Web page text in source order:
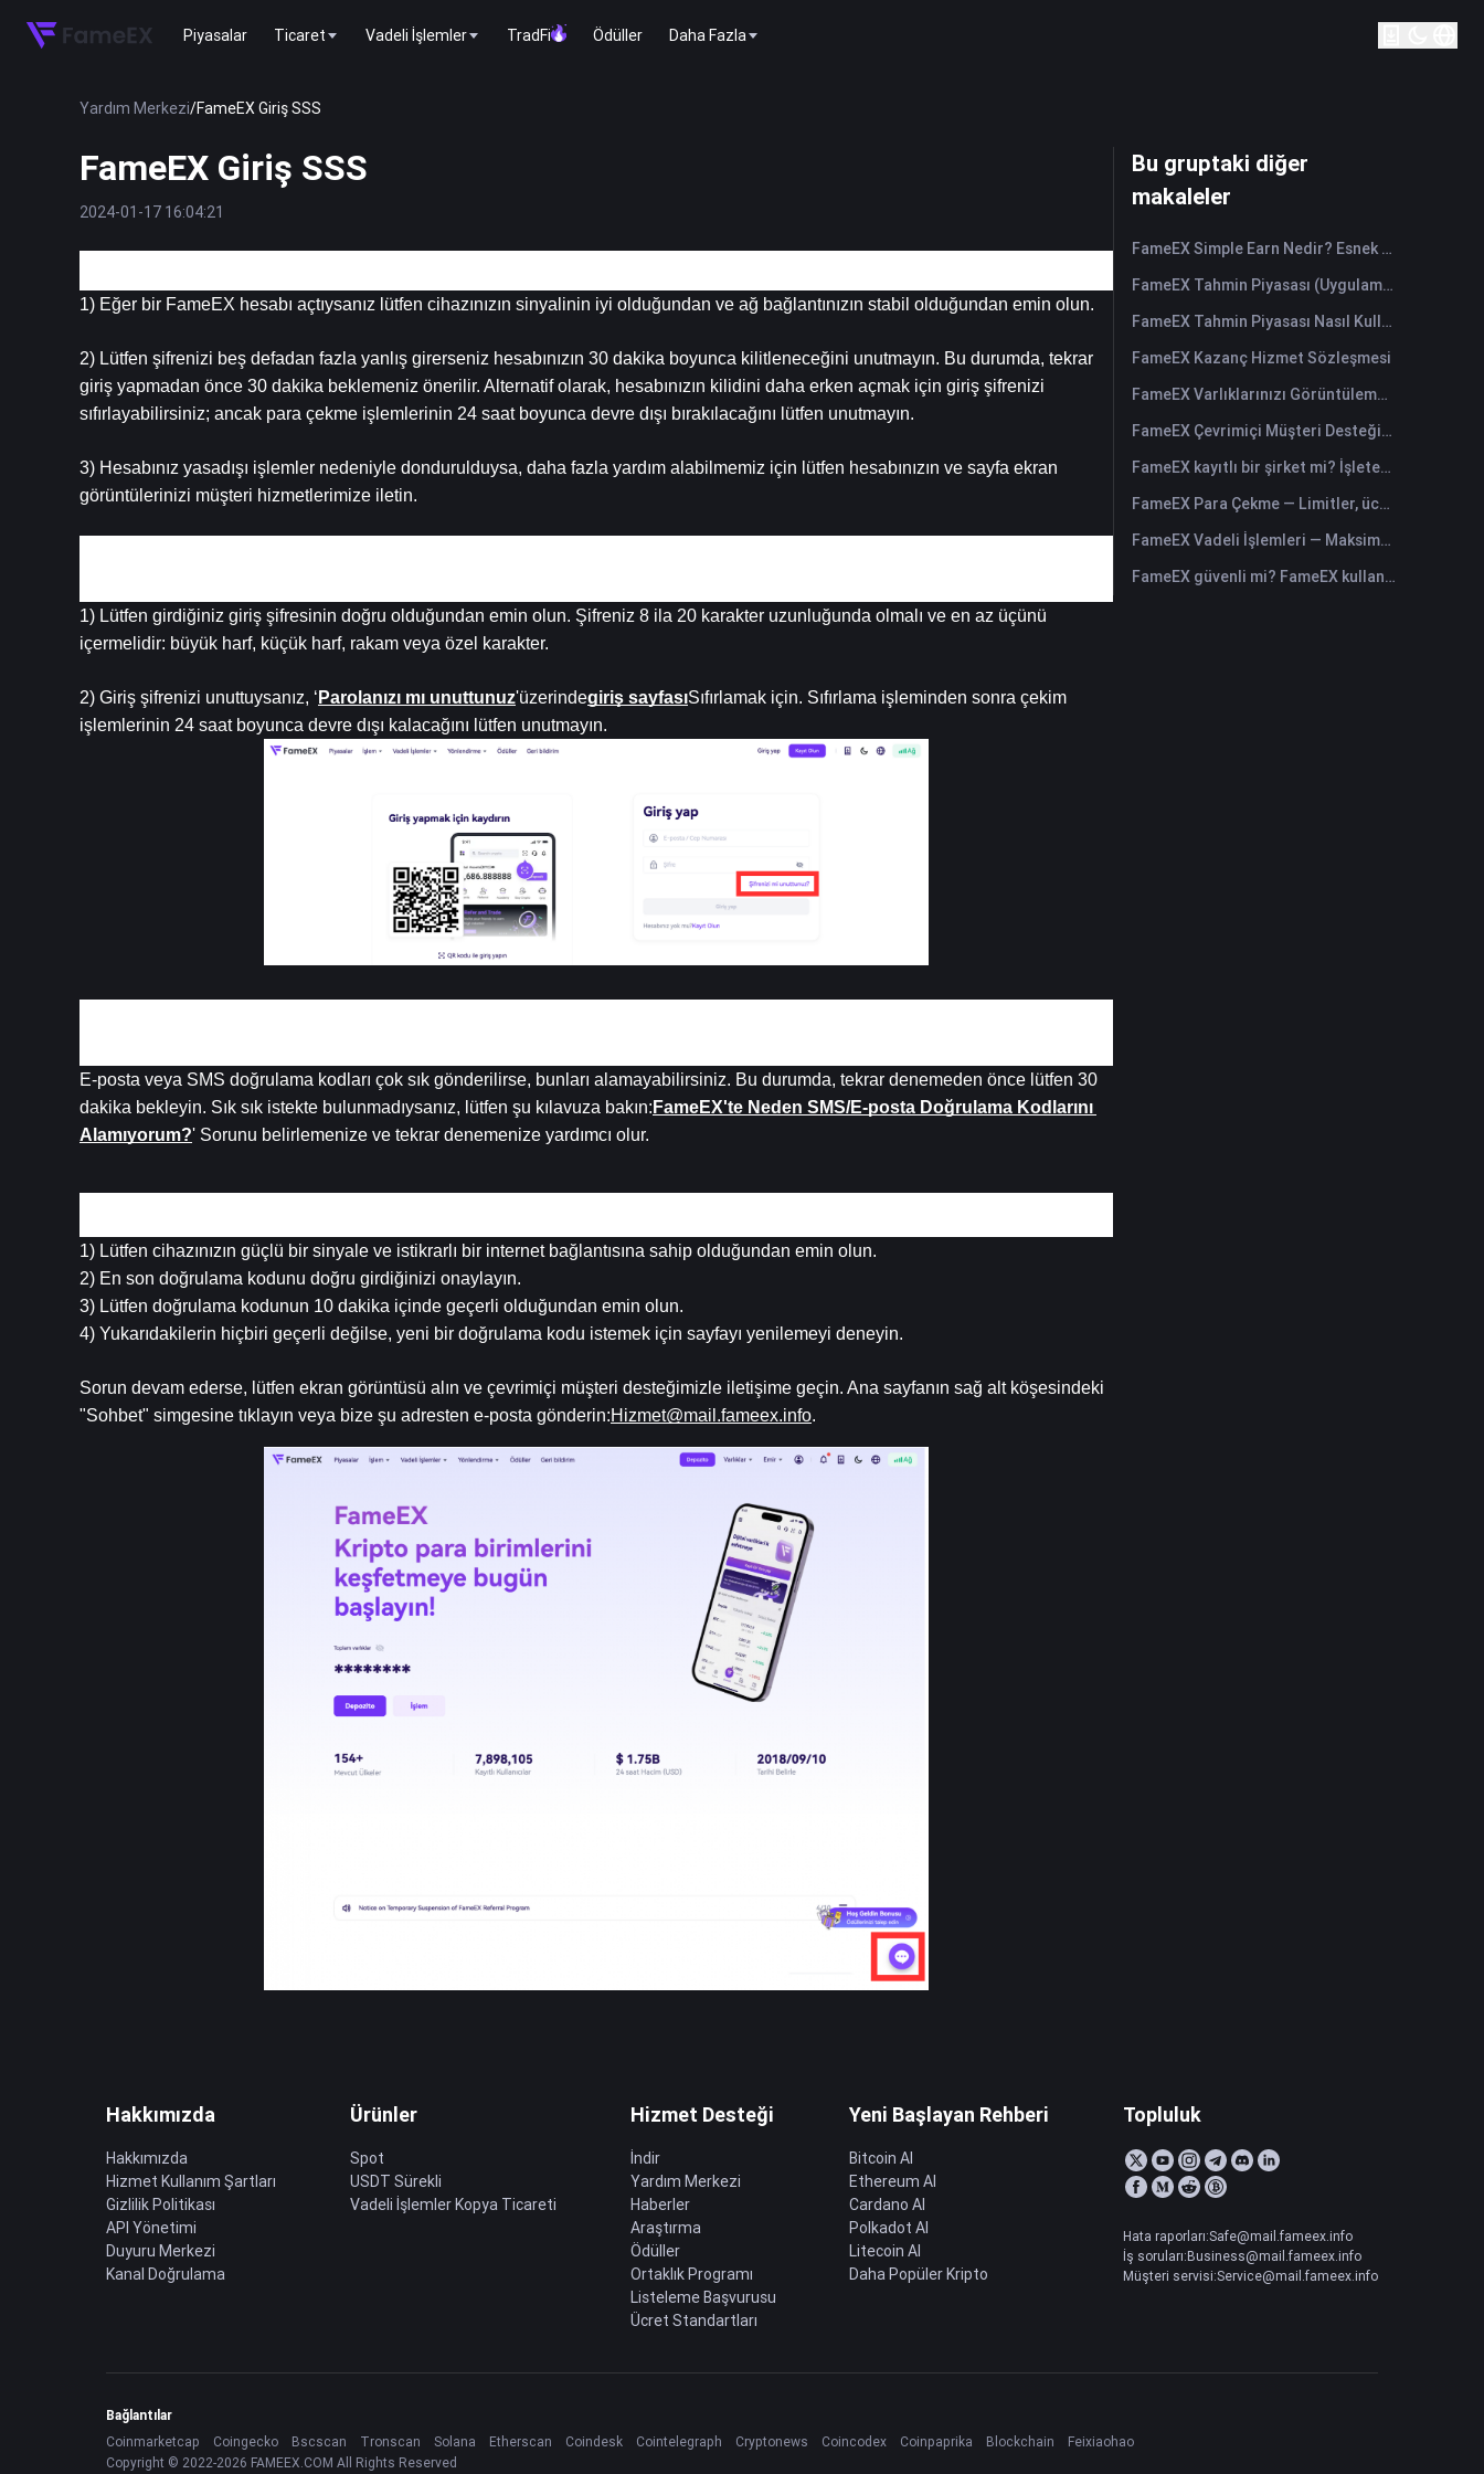
Piyasalar Ticaret Vadeli İşlemler TradFi Ödüller Daha Fazla
Yardım Merkezi/FameEX Giriş SSS
FameEX Giriş SSS
2024-01-17 16:04:21
1) Eğer bir FameEX hesabı açtıysanız lütfen cihazınızın sinyalinin iyi olduğundan ve ağ bağlantınızın stabil olduğundan emin olun.
2) Lütfen şifrenizi beş defadan fazla yanlış girerseniz hesabınızın 30 dakika boyunca kilitleneceğini unutmayın. Bu durumda, tekrar
giriş yapmadan önce 30 dakika beklemeniz önerilir. Alternatif olarak, hesabınızın kilidini daha erken açmak için giriş şifrenizi
sıfırlayabilirsiniz; ancak para çekme işlemlerinin 24 saat boyunca devre dışı bırakılacağını lütfen unutmayın.
3) Hesabınız yasadışı işlemler nedeniyle dondurulduysa, daha fazla yardım alabilmemiz için lütfen hesabınızın ve sayfa ekran
görüntülerinizi müşteri hizmetlerimize iletin.
1) Lütfen girdiğiniz giriş şifresinin doğru olduğundan emin olun. Şifreniz 8 ila 20 karakter uzunluğunda olmalı ve en az üçünü
içermelidir: büyük harf, küçük harf, rakam veya özel karakter.
2) Giriş şifrenizi unuttuysanız, ‘ Parolanızı mı unuttunuz'üzerindegiriş sayfasıSıfırlamak için. Sıfırlama işleminden sonra çekim
işlemlerinin 24 saat boyunca devre dışı kalacağını lütfen unutmayın.
E-posta veya SMS doğrulama kodları çok sık gönderilirse, bunları alamayabilirsiniz. Bu durumda, tekrar denemeden önce lütfen 30
dakika bekleyin. Sık sık istekte bulunmadıysanız, lütfen şu kılavuza bakın: FameEX'te Neden SMS/E-posta Doğrulama Kodlarını
Alamıyorum?' Sorunu belirlemenize ve tekrar denemenize yardımcı olur.
1) Lütfen cihazınızın güçlü bir sinyale ve istikrarlı bir internet bağlantısına sahip olduğundan emin olun.
2) En son doğrulama kodunu doğru girdiğinizi onaylayın.
3) Lütfen doğrulama kodunun 10 dakika içinde geçerli olduğundan emin olun.
4) Yukarıdakilerin hiçbiri geçerli değilse, yeni bir doğrulama kodu istemek için sayfayı yenilemeyi deneyin.
Sorun devam ederse, lütfen ekran görüntüsü alın ve çevrimiçi müşteri desteğimizle iletişime geçin. Ana sayfanın sağ alt köşesindeki
"Sohbet" simgesine tıklayın veya bize şu adresten e-posta gönderin:Hizmet@mail.fameex.info.
Bu gruptaki diğer
makaleler
FameEX Simple Earn Nedir? Esnek ve Sabit Ürünlere İlişkin Bir Kılavuz
FameEX Tahmin Piyasası (Uygulaması) Nasıl Kullanılır?
FameEX Tahmin Piyasası Nasıl Kullanılır? (Web)
FameEX Kazanç Hizmet Sözleşmesi
FameEX Varlıklarınızı Görüntüleme ve Para Transferi Nasıl Yapılır? (Uygulama)
FameEX Çevrimiçi Müşteri Desteğiyle Nasıl İletişime Geçilir?
FameEX kayıtlı bir şirket mi? İşleten tüzel kişilik ve kayıt
FameEX Para Çekme — Limitler, ücretler ve süreler
FameEX Vadeli İşlemleri — Maksimum kaldıraç, ücretler ve USDⓈ-M sürekli
FameEX güvenli mi? FameEX kullanıcı varlıklarını nasıl korur
Hakkımızda
Hakkımızda
Hizmet Kullanım Şartları
Gizlilik Politikası
API Yönetimi
Duyuru Merkezi
Kanal Doğrulama
Ürünler
Spot
USDT Sürekli
Vadeli İşlemler Kopya Ticareti
Hizmet Desteği
İndir
Yardım Merkezi
Haberler
Araştırma
Ödüller
Ortaklık Programı
Listeleme Başvurusu
Ücret Standartları
Yeni Başlayan Rehberi
Bitcoin Al
Ethereum Al
Cardano Al
Polkadot Al
Litecoin Al
Daha Popüler Kripto
Topluluk
Hata raporları:Safe@mail.fameex.info
İş soruları:Business@mail.fameex.info
Müşteri servisi:Service@mail.fameex.info
Bağlantılar
Coinmarketcap
Coingecko Bscscan Tronscan Solana Etherscan Coindesk Cointelegraph Cryptonews Coincodex Coinpaprika Blockchain
Feixiaohao
Copyright © 2022-2026 FAMEEX.COM All Rights Reserved